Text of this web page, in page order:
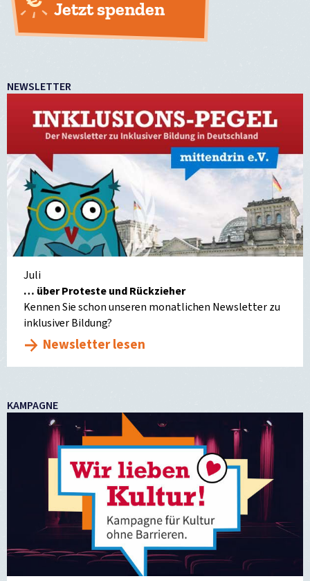
Jetzt spenden
NEWSLETTER
Juli
… über Proteste und Rückzieher
Kennen Sie schon unseren monatlichen Newsletter zu
inklusiver Bildung?
Newsletter lesen
KAMPAGNE